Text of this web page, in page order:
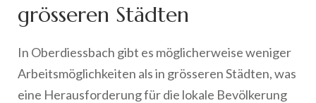
grösseren Städten
In Oberdiessbach gibt es möglicherweise weniger
Arbeitsmöglichkeiten als in grösseren Städten, was
eine Herausforderung für die lokale Bevölkerung